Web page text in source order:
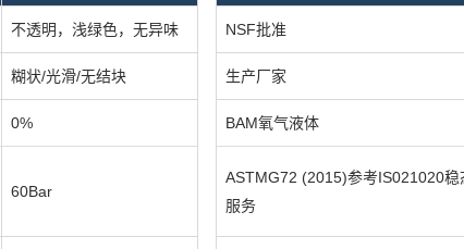
不透明，浅绿色，无异味 NSF批准
糊状/光滑/无结块 生产厂家
0% BAM氧气液体
60Bar
ASTMG72 (2015)参考IS021020稳
服务